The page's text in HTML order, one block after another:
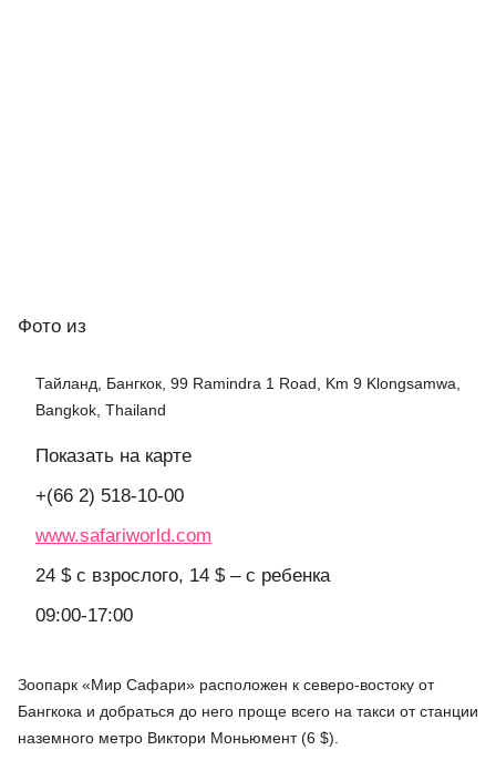
Фото из
Тайланд, Бангкок, 99 Ramindra 1 Road, Km 9 Klongsamwa,
Bangkok, Thailand
Показать на карте
+(66 2) 518-10-00
www.safariworld.com
24 $ с взрослого, 14 $ – с ребенка
09:00-17:00
Зоопарк «Мир Сафари» расположен к северо-востоку от
Бангкока и добраться до него проще всего на такси от станции
наземного метро Виктори Моньюмент (6 $).